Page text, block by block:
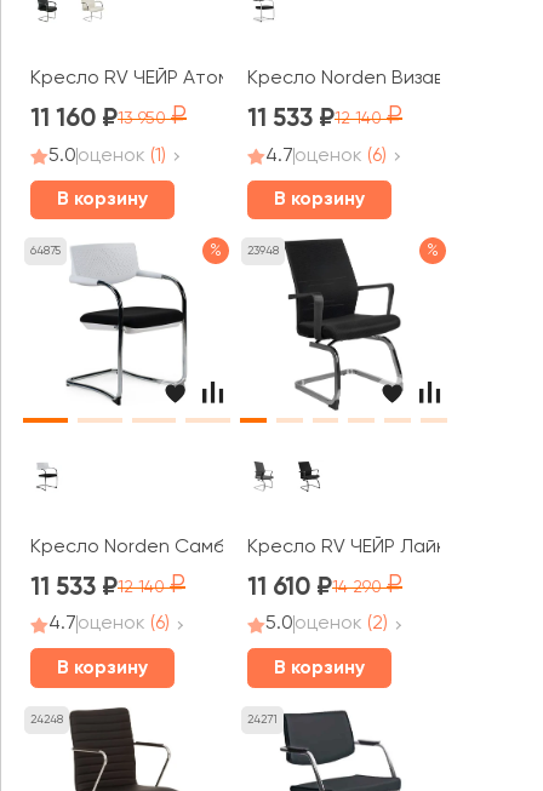
Кресло RV ЧЕЙР Атом / Atom (9249-4)
11 160 13 950
5.0оценок (1)
В корзину
Кресло Norden Визави / Visavi
11 533 12 140
4.7оценок (6)
В корзину
64875 %
Кресло Norden Самба white CF
11 533 12 140
4.7оценок (6)
В корзину
23948 %
Кресло RV ЧЕЙР Лайк / Like
11 610 14 290
5.0оценок (2)
В корзину
24248 24271